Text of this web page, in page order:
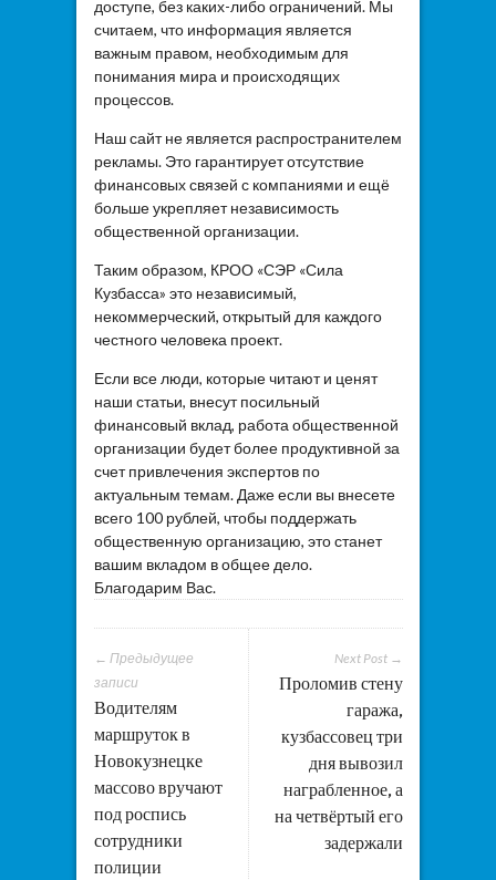
доступе, без каких-либо ограничений. Мы
считаем, что информация является
важным правом, необходимым для
понимания мира и происходящих
процессов.
Наш сайт не является распространителем
рекламы. Это гарантирует отсутствие
финансовых связей с компаниями и ещё
больше укрепляет независимость
общественной организации.
Таким образом, КРОО «СЭР «Сила
Кузбасса» это независимый,
некоммерческий, открытый для каждого
честного человека проект.
Если все люди, которые читают и ценят
наши статьи, внесут посильный
финансовый вклад, работа общественной
организации будет более продуктивной за
счет привлечения экспертов по
актуальным темам. Даже если вы внесете
всего 100 рублей, чтобы поддержать
общественную организацию, это станет
вашим вкладом в общее дело.
Благодарим Вас.
Next Post →
Проломив стену
гаража,
кузбассовец три
дня вывозил
награбленное, а
на четвёртый его
задержали
← Предыдущее
записи
Водителям
маршруток в
Новокузнецке
массово вручают
под роспись
сотрудники
полиции